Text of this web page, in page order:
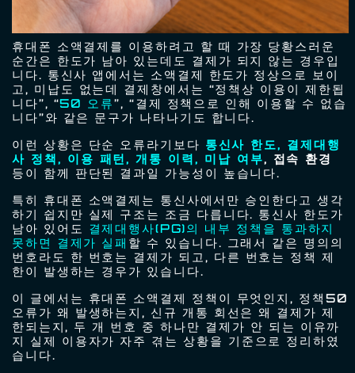
휴대폰 소액결제를 이용하려고 할 때 가장 당황스러운
순간은 한도가 남아 있는데도 결제가 되지 않는 경우입
니다. 통신사 앱에서는 소액결제 한도가 정상으로 보이
고, 미납도 없는데 결제창에서는 “정책상 이용이 제한됩
니다”, “50 오류”, “결제 정책으로 인해 이용할 수 없습
니다”와 같은 문구가 나타나기도 합니다.
이런 상황은 단순 오류라기보다 통신사 한도, 결제대행
사 정책, 이용 패턴, 개통 이력, 미납 여부, 접속 환경
등이 함께 판단된 결과일 가능성이 높습니다.
특히 휴대폰 소액결제는 통신사에서만 승인한다고 생각
하기 쉽지만 실제 구조는 조금 다릅니다. 통신사 한도가
남아 있어도 결제대행사(PG)의 내부 정책을 통과하지
못하면 결제가 실패 할 수 있습니다. 그래서 같은 명의의
번호라도 한 번호는 결제가 되고, 다른 번호는 정책 제
한이 발생하는 경우가 있습니다.
이 글에서는 휴대폰 소액결제 정책이 무엇인지, 정책50
오류가 왜 발생하는지, 신규 개통 회선은 왜 결제가 제
한되는지, 두 개 번호 중 하나만 결제가 안 되는 이유까
지 실제 이용자가 자주 겪는 상황을 기준으로 정리하였
습니다.